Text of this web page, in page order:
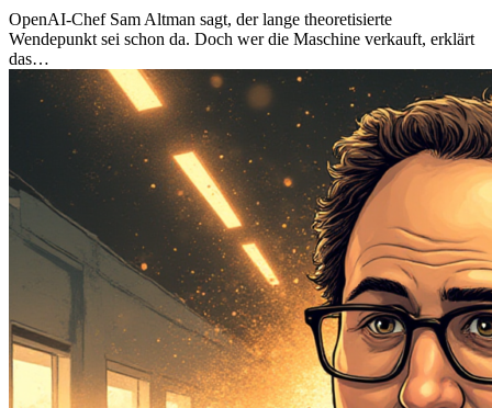
OpenAI-Chef Sam Altman sagt, der lange theoretisierte
Wendepunkt sei schon da. Doch wer die Maschine verkauft, erklärt
das…